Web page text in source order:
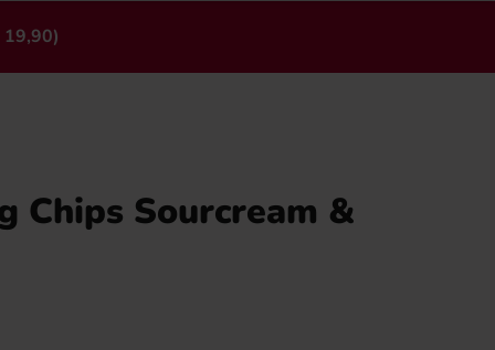
19,90)
Chips Sourcream &